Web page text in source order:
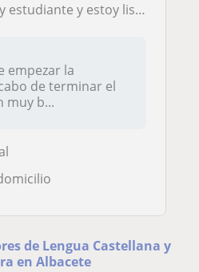
y estoy lista para trabajar
empezar la
de terminar el
muy b...
de Lengua Castellana y
en Albacete